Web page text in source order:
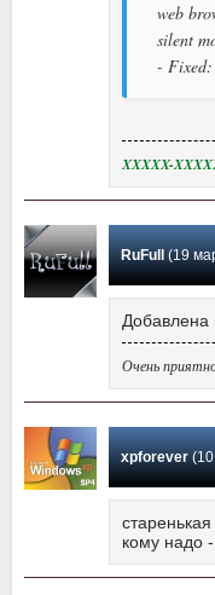
web
silent
- Fixed:
XXXXX-
RuFull (19
Добавлена
Очень
xpforever(10
кому надо -